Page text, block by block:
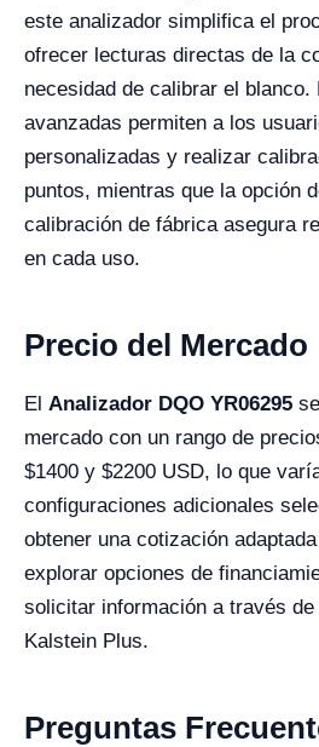
este analizador simplifica el
ofrecer lecturas directas de la
necesidad de calibrar el blanco.
avanzadas permiten a los
personalizadas y realizar
puntos, mientras que la opción
calibración de fábrica asegura
en cada uso.
Precio del Mercado
El Analizador DQO YR06295
mercado con un rango de
$1400 y $2200 USD, lo que
configuraciones adicionales
obtener una cotización
explorar opciones de
solicitar información a través
Kalstein Plus.
Preguntas